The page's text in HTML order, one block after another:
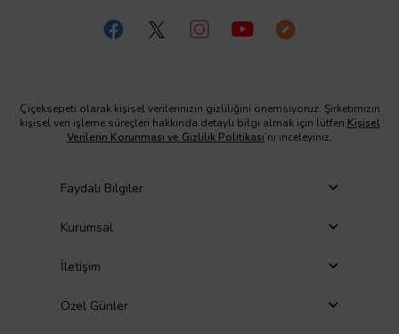
Çiçeksepeti olarak kişisel verilerinizin gizliliğini önemsiyoruz. Şirketimizin
kişisel veri işleme süreçleri hakkında detaylı bilgi almak için lütfen Kişisel
Verilerin Korunması ve Gizlilik Politikası’nı inceleyiniz.
Faydalı Bilgiler
Kurumsal
İletişim
Özel Günler